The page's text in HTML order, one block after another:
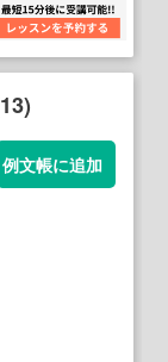
例文帳に追加